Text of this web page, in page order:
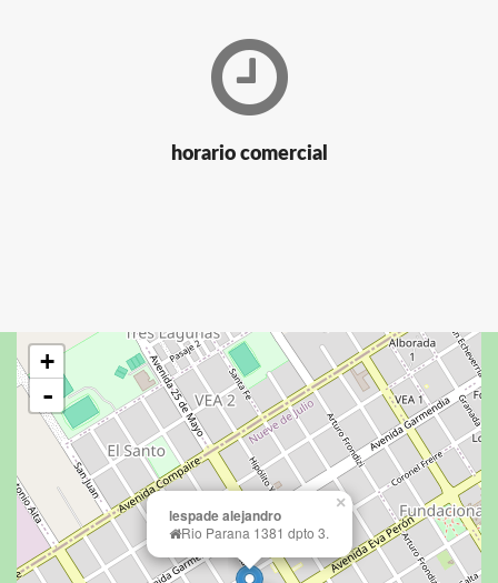
horario comercial
×
lespade alejandro
Rio Parana 1381 dpto 3.
+
-